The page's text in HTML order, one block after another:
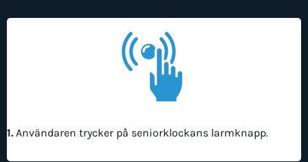
1. Användaren trycker på seniorklockans larmknapp.